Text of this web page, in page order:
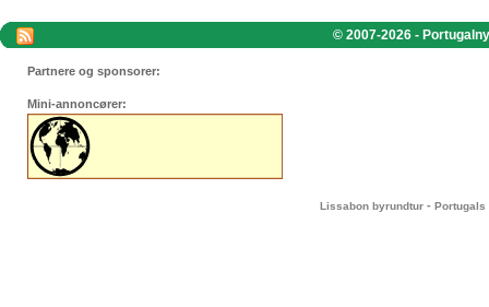
© 2007-2026 -
Partnere og sponsorer:
Mini-annoncører:
Lissabon byrundtur - Portugals